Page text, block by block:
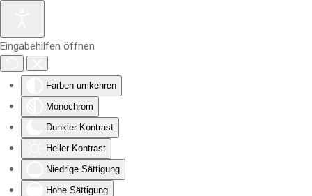
Eingabehilfen öffnen
Farben umkehren
Monochrom
Dunkler Kontrast
Heller Kontrast
Niedrige Sättigung
Hohe Sättigung